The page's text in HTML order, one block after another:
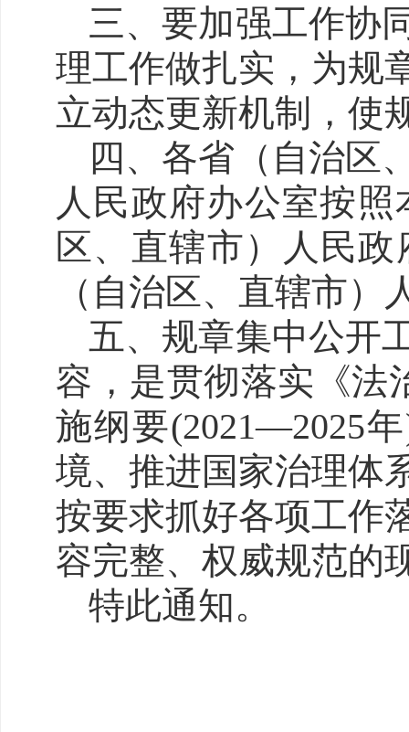
三、要加强工作协
理工作做扎实，为规
立动态更新机制，使
四、各省（自治区
人民政府办公室按
区、直辖市）人民
（自治区、直辖市
五、规章集中公开
容，是贯彻落实《法
施纲要(2021—2025
境、推进国家治理体
按要求抓好各项工作
容完整、权威规范的
特此通知。